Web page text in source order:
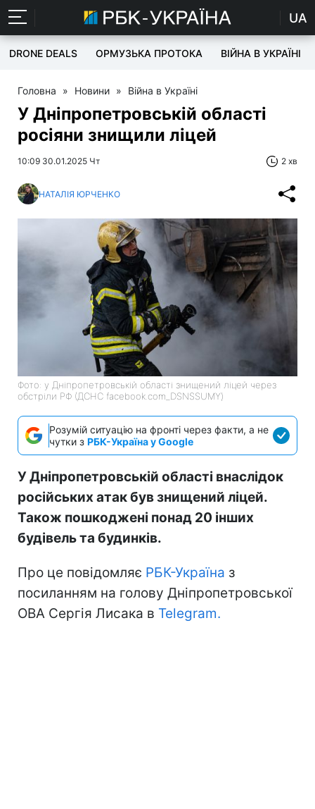
UA
DRONE DEALS ОРМУЗЬКА ПРОТОКА ВІЙНА В УКРАЇНІ
Головна » Новини » Війна в Україні
У Дніпропетровській області
росіяни знищили ліцей
10:09 30.01.2025 Чт 2 хв
НАТАЛІЯ ЮРЧЕНКО
Фото: у Дніпропетровській області знищений ліцей через
обстріли РФ (ДСНС facebook.com_DSNSSUMY)
Розумій ситуацію на фронті через факти, а не
чутки з РБК-Україна у Google
У Дніпропетровській області внаслідок
російських атак був знищений ліцей.
Також пошкоджені понад 20 інших
будівель та будинків.
Про це повідомляє РБК-Україна з
посиланням на голову Дніпропетровської
ОВА Сергія Лисака в Telegram.